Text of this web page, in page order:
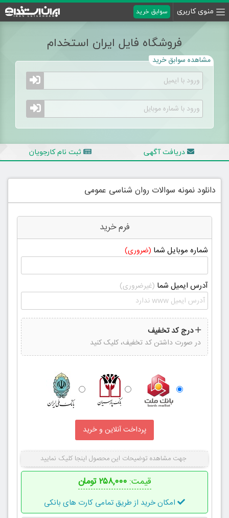
منوی کاربری سوابق خرید
فروشگاه فایل ایران استخدام
مشاهده سوابق خرید
دریافت آگهی ثبت نام کارجویان
دانلود نمونه سوالات روان شناسی عمومی
فرم خرید
شماره موبایل شما (ضروری)
آدرس ایمیل شما (غیرضروری)
درج کد تخفیف
در صورت داشتن کد تخفیف، کلیک کنید
جهت مشاهده توضیحات این محصول اینجا کلیک نمایید
قیمت:۲۵۸,۰۰۰ تومان
امکان خرید از طریق تمامی کارت های بانکی